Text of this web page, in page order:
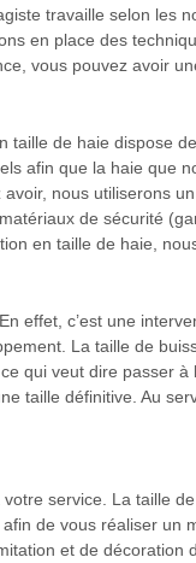
travaille selon les
en place des
vous pouvez avoir
taille de haie dispose
afin que la haie que
nous utiliserons
de sécurité
en taille de haie,
effet, c’est une
La taille de
qui veut dire passer
taille définitive. Au
service. La taille
de vous réaliser un
et de décoration